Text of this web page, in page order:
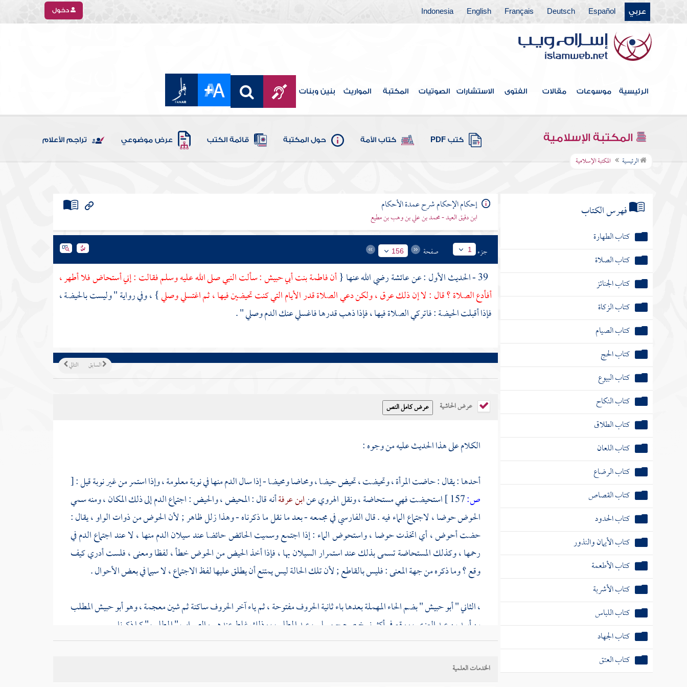
عربي Español
Deutsch
Français
English
Indonesia دخول
الرئيسية موسوعات مقالات الفتوى الاستشارات الصوتيات المكتبة المواريث بنين وبنات
المكتبة الإسلامية كتب PDF كتاب الأمة حول المكتبة قائمة الكتب عرض موضوعي تراجم الأعلام
الرئيسية المكتبة الإسلامية
فهرس الكتاب
كتاب الطهارة
كتاب الصلاة
كتاب الجنائز
كتاب الزكاة
كتاب الصيام
كتاب الحج
كتاب البيوع
كتاب النكاح
كتاب الطلاق
كتاب اللعان
كتاب الرضاع
كتاب القصاص
كتاب الحدود
كتاب الأيمان والنذور
كتاب الأطعمة
كتاب الأشربة
كتاب اللباس
كتاب الجهاد
كتاب العتق
إحكام الإحكام شرح عمدة الأحكام
ابن دقيق العيد - محمد بن علي بن وهب بن مطيع
جزء 1 صفحة 156
عائشةرضي الله عنها {أنفاطمة بنت أبي حبيش: سألت النبي صلى الله عليه وسلم فقالت : إني أستحاض فلا أطهر ،
أفأدع الصلاة ؟ قال : لا إن ذلك عرق ، ولكن دعي الصلاة قدر الأيام التي كنت تحيضين فيها ، ثم اغتسلي وصلي} ، وفي رواية " وليست بالحيضة ،
فإذا أقبلت الحيضة : فاتركي الصلاة فيها ، فإذا ذهب قدرها فاغسلي عنك الدم وصلي " .
التالي السابق
عرض الحاشية
الكلام على هذا الحديث عليه من وجوه :
أحدها : يقال : حاضت المرأة ، وتحيضت ، تحيض حيضا ، ومحاضا ومحيضا - إذا سال الدم منها في نوبة معلومة ، وإذا استمر من غير نوبة قيل :[
ص:
استحيضت فهي مستحاضة ، ونقلالهرويعنابن عرفةأنه قال : المحيض ، والحيض : اجتماع الدم إلى ذلك المكان ، ومنه سمي
الحوض حوضا ، لاجتماع الماء فيه . قالالفارسيفي مجمعه - بعد ما نقل ما ذكرناه - وهذا زلل ظاهر ; لأن الحوض من ذوات الواو ، يقال :
حضت أحوض ، أي اتخذت حوضا ، واستحوض الماء : إذا اجتمع وسميت الحائض حائضا عند سيلان الدم منها ، لا عند اجتماع الدم في
رحمها ، وكذلك المستحاضة تسمى بذلك عند استمرار السيلان بها ، فإذا أخذ الحيض من الحوض خطأ ، لفظا ومعنى ، فلست أدري كيف
وقع ؟ وما ذكره من جهة المعنى : فليس بالقاطع ; لأن تلك الحالة ليس يمتنع أن يطلق عليها لفظ الاجتماع ، لا سيما في بعض الأحوال .
، الثاني "أبو حبيش" بضم الحاء المهملة بعدها باء ثانية الحروف مفتوحة ، ثم ياء آخر الحروف ساكنة ثم شين معجمة ، وهوأبو حبيش المطلب
بن أسد بن عبد العزى ، ووقع في أكثر نسخ صحيحمسلم ،عبد المطلب، وذلك غلط عندهم والصواب " المطلب " كما ذكرنا .
الثالث : قولها " أستحاض " قد تقدم
الخدمات العلمية